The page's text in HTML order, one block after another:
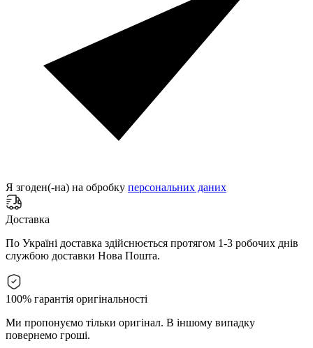
Я згоден(-на) на обробку персональних даних
Доставка
По Україні доставка здійснюється протягом 1-3 робочих днів
службою доставки Нова Пошта.
100% гарантія оригінальності
Ми пропонуємо тільки оригінал. В іншому випадку
повернемо гроші.